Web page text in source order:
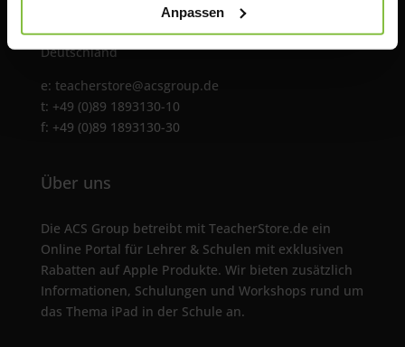
Anpassen
85521 Ottobrunn / Riemerling
Deutschland
e: teacherstore@acsgroup.de
t: +49 (0)89 1893130-10
f: +49 (0)89 1893130-30
Über uns
Die ACS Group betreibt mit TeacherStore.de ein
Online Portal für Lehrer & Schulen mit exklusiven
Rabatten auf Apple Produkte. Wir bieten zusätzlich
Informationen, Schulungen und Workshops rund um
das Thema iPad in der Schule an.